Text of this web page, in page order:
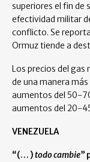
superiores el fin de
efectividad militar
conflicto. Se
Ormuz tiende a
Los precios del gas
de una manera
aumentos del 50-
aumentos del 20-
VENEZUELA
“(… ) todo cambie”